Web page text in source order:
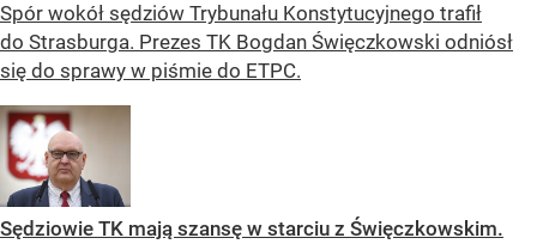
Spór wokół sędziów Trybunału Konstytucyjnego trafił
do Strasburga. Prezes TK Bogdan Święczkowski odniósł
się do sprawy w piśmie do ETPC.
Sędziowie TK mają szansę w starciu z Święczkowskim.